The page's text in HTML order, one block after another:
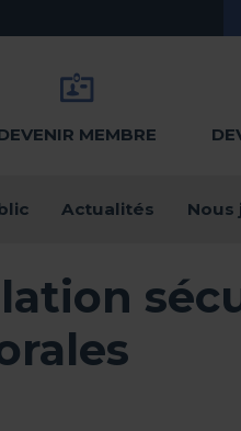
MEMBRE
Actualités Nous